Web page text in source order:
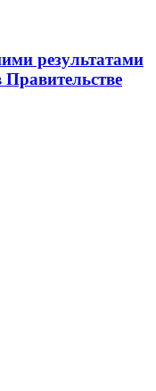
результатами